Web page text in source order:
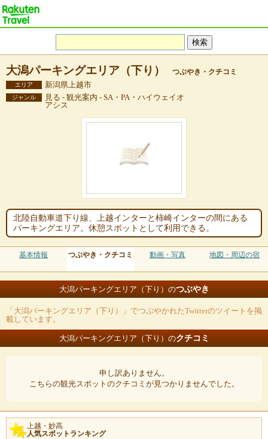
大潟パーキングエリア（下り） つぶやき・クチコミ
エリア 新潟県上越市
ジャンル
見る - 観光案内 - SA・PA・ハイウェイオ
アシス
北陸自動車道下り線、上越インターと柿崎インターの間にある
パーキングエリア。休憩スポットとして利用できる。
基本情報 つぶやき・クチコミ 動画・写真 地図・周辺の宿
大潟パーキングエリア（下り）のつぶやき
「大潟パーキングエリア（下り）」でつぶやかれたTwitterのツイートを掲
載しています。
大潟パーキングエリア（下り）のクチコミ
申し訳ありません。
こちらの観光スポットのクチコミが見つかりませんでした。
上越・妙高
人気スポットランキング